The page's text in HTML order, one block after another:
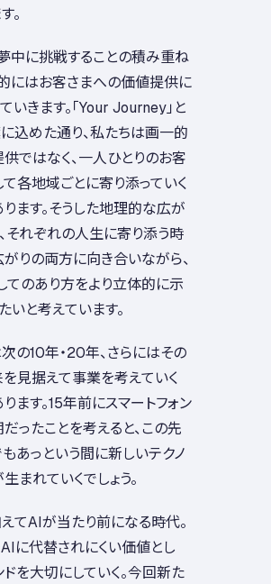
。
中に挑戦することの積み重ね
にはお客さまへの価値提供に
いきます。「Your Journey」と
込めた通り、私たちは画一的
ではなく、一人ひとりのお客
て各地域ごとに寄り添っていく
ます。そうした地理的な広が
それぞれの人生に寄り添う時
りの両方に向き合いながら、
てのあり方をより立体的に示
いと考えています。
の10年・20年、さらにはその
見据えて事業を考えていく
ます。15年前にスマートフォン
ったことを考えると、この先
あっという間に新しいテクノ
まれていくでしょう。
てAIが当たり前になる時代。
に代替されにくい価値とし
ドを大切にしていく。今回新た